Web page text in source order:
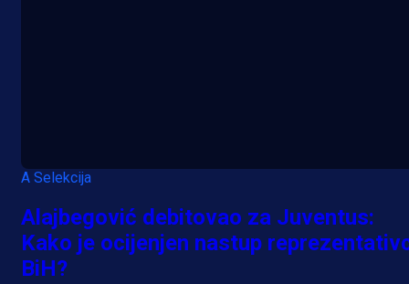
A Selekcija
Alajbegović debitovao za Juventus:
Kako je ocijenjen nastup
BiH?